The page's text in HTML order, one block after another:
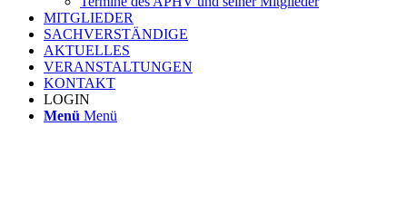
MITGLIEDER
SACHVERSTÄNDIGE
AKTUELLES
VERANSTALTUNGEN
KONTAKT
LOGIN
Menü Menü